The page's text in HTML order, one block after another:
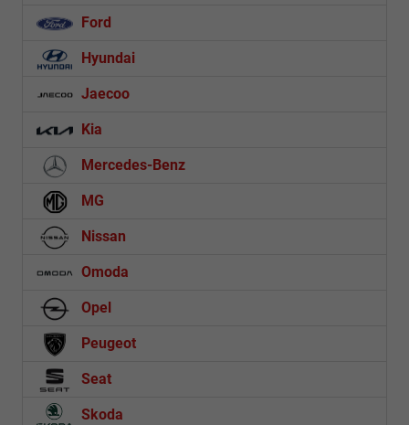
Ford
Hyundai
Jaecoo
Kia
Mercedes-Benz
MG
Nissan
Omoda
Opel
Peugeot
Seat
Skoda